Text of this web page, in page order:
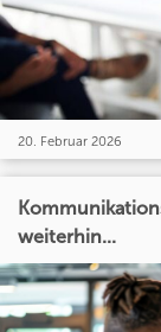
20. Februar 2026
weiterhin...